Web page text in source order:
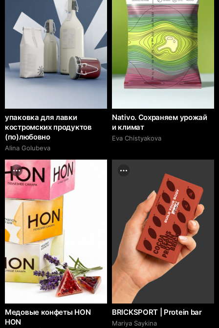
упаковка для лавки
костромских продуктов
(по)любовно
Alina Golubeva
Nativo. Сохраняем урожай
и климат
Eva Chistyakova
Медовые конфеты HON
HON
BRICKSPORT | Protein bar
Mariya Saykina